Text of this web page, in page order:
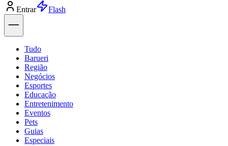
Entrar
Explorar
Tudo
Barueri
Região
Negócios
Esportes
Educação
Entretenimento
Eventos
Pets
Guias
Especiais